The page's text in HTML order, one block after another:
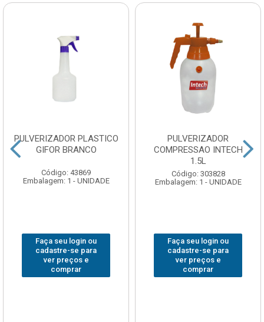
PULVERIZADOR PLASTICO
GIFOR BRANCO
Código: 43869
Embalagem: 1 - UNIDADE
Faça seu login ou
cadastre-se para
ver preços e
comprar
PULVERIZADOR
COMPRESSAO INTECH
1.5L
Código: 303828
Embalagem: 1 - UNIDADE
Faça seu login ou
cadastre-se para
ver preços e
comprar